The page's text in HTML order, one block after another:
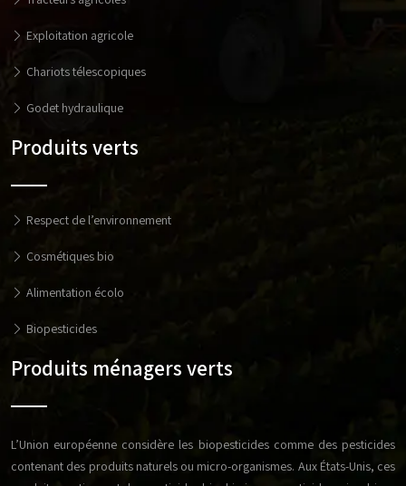
Exploitation agricole
Chariots télescopiques
Godet hydraulique
Produits verts
Respect de l’environnement
Cosmétiques bio
Alimentation écolo
Biopesticides
Produits ménagers verts
L’Union européenne considère les biopesticides comme des pesticides
contenant des produits naturels ou micro-organismes. Aux États-Unis, ces